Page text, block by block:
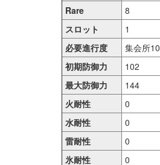
Rare
8
スロット
1
必要進行度
集会所10
初期防御力
102
最大防御力
144
火耐性
0
水耐性
0
雷耐性
0
氷耐性
0